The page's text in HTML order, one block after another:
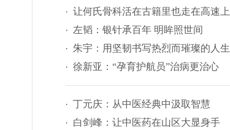
让何氏骨科活在古籍里也走在高速上
左韬：银针承百年 明眸照世间
朱宇：用坚韧书写热烈而璀璨的人生
徐新亚：“孕育护航员”治病更治心
丁元庆：从中医经典中汲取智慧
白剑峰：让中医药在山区大显身手